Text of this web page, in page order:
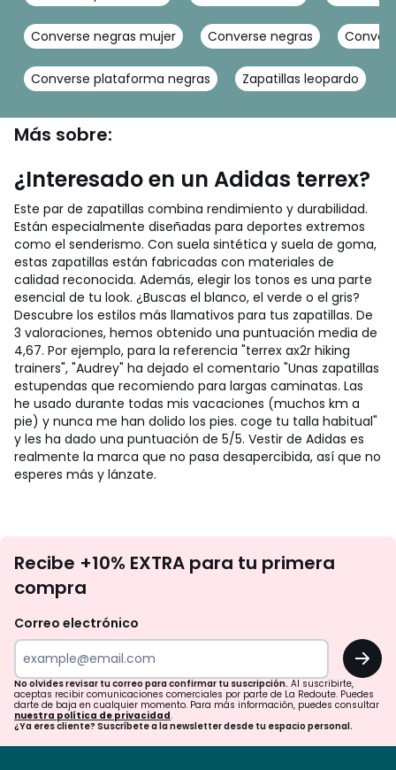
Converse negras mujer Converse negras
Converse plataforma negras Zapatillas leopardo
Más sobre:
¿Interesado en un Adidas terrex?
Este par de zapatillas combina rendimiento y durabilidad.
Están especialmente diseñadas para deportes extremos
como el senderismo. Con suela sintética y suela de goma,
estas zapatillas están fabricadas con materiales de
calidad reconocida. Además, elegir los tonos es una parte
esencial de tu look. ¿Buscas el blanco, el verde o el gris?
Descubre los estilos más llamativos para tus zapatillas. De
3 valoraciones, hemos obtenido una puntuación media de
4,67. Por ejemplo, para la referencia "terrex ax2r hiking
trainers", "Audrey" ha dejado el comentario "Unas zapatillas
estupendas que recomiendo para largas caminatas. Las
he usado durante todas mis vacaciones (muchos km a
pie) y nunca me han dolido los pies. coge tu talla habitual"
y les ha dado una puntuación de 5/5. Vestir de Adidas es
realmente la marca que no pasa desapercibida, así que no
esperes más y lánzate.
te
tu
para
confirmar
tu
suscripción.
Recibe +10% EXTRA para tu primera
compra
Correo electrónico
OK
No olvides revisar tu correo para confirmar tu suscripción. Al suscribirte,
aceptas recibir comunicaciones comerciales por parte de La Redoute. Puedes
darte de baja en cualquier momento. Para más información, puedes consultar
nuestra política de privacidad.
¿Ya eres cliente? Suscríbete a la newsletter desde tu espacio personal.